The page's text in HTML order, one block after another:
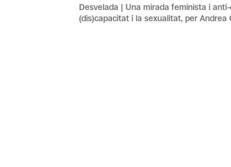
Desvelada | Una mirada feminista i
(dis)capacitat i la sexualitat, per Andrea